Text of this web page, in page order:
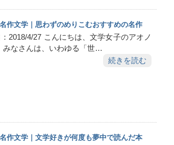
作文学｜思わずのめりこむおすすめの名作
2018/4/27 こんにちは、文学女子のアオノ
みなさんは、いわゆる「世…
続きを読む
作文学｜文学好きが何度も夢中で読んだ本